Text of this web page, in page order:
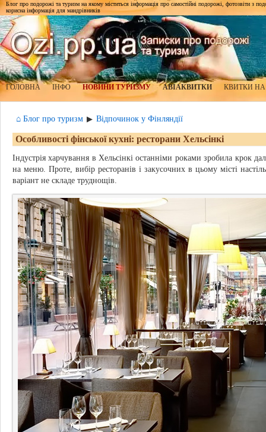
Блог про подорожі та туризм на якому міститься інформація про самостійні подорожі, фотозвіти з
корисна інформація для мандрівників
ГОЛОВНА ІНФО НОВИНИ ТУРИЗМУ АВІАКВИТКИ КВИТКИ
⌂ Блог про туризм ▶ Відпочинок у Фінляндії
Особливості фінської кухні: ресторани Хельсінкі
Індустрія харчування в Хельсінкі останніми роками зробила крок
на меню. Проте, вибір ресторанів і закусочних в цьому місті
варіант не складе труднощів.